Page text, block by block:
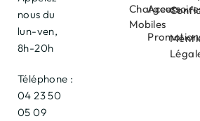
nous du
lun-ven,
8h-20h
Téléphone :
04 23 50
05 09
Chargeurs
Mobiles